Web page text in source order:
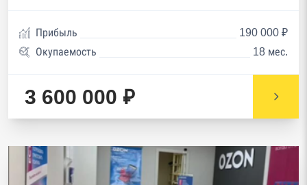
Прибыль
190 000 ₽
Окупаемость
18 мес.
3 600 000 ₽